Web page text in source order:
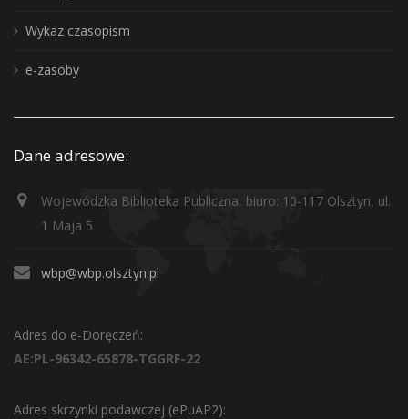
Wykaz czasopism
e-zasoby
Dane adresowe:
Wojewódzka Biblioteka Publiczna, biuro: 10-117 Olsztyn, ul.
1 Maja 5
wbp@wbp.olsztyn.pl
Adres do e-Doręczeń:
AE:PL-96342-65878-TGGRF-22
Adres skrzynki podawczej (ePuAP2):